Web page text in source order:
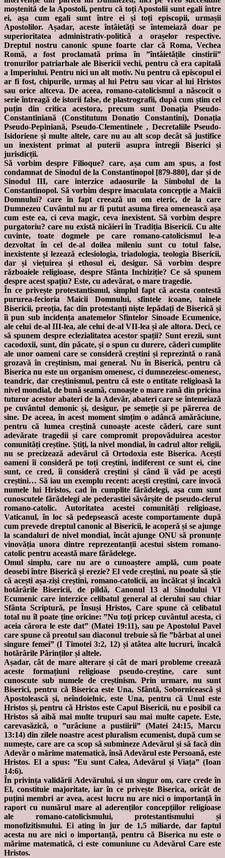
moștenită de la Apostoli, pentru că toți Apostolii sunt egali între
ei, așa cum egali sunt între ei și toți episcopii, urmașii
Apostolilor. Așadar, aceste întâietăți se întemeiază doar pe
superioritatea administrativ-politică a orașelor respective.
Dreptul nostru canonic spune foarte clar că Roma, Vechea
Romă, a fost proclamată prima în ”întâietățile cinstirii”
tronurilor patriarhale ale Bisericii vechi, pentru că era capitală
a Imperiului. Pentru nici un alt motiv. Nu pentru că episcopul ei
ar fi fost, chipurile, urmaș al lui Petru sau vicar al lui Hristos
sau orice altceva. De aceea, romano-catolicismul a născocit o
serie întreagă de istorii false, de plastrografii, după cum știm cel
puțin din critica acestora, precum sunt Donația Pseudo-
Constantiniană (Constitutum Donatio Constantini), Donația
Pseudo-Pepiniană, Pseudo-Clementinele , Decretaliile Pseudo-
Isidoriene și multe altele, care nu au alt scop decât să justifice
un inexistent primat al puterii asupra întregii Biserici și
jurisdicții.
Să vorbim despre Filioque? care, așa cum am spus, a fost
condamnat de Sinodul de la Constantinopol [879-880], dar și de
Sinodul III, care interzice adaosurile la Simbolul de la
Constantinopol. Să vorbim despre imaculata concepție a Maicii
Domnului? care în fapt creează un om eteric, de la care
Dumnezeu Cuvântul nu ar fi putut asuma firea omenească așa
cum este ea, ci ceva magic, ceva inexistent. Să vorbim despre
purgatoriu? care nu există nicăieri în Tradiția Bisericii. Cu alte
cuvinte, toate dogmele pe care romano-catolicismul le-a
dezvoltat în cel de-al doilea mileniu sunt cu totul false,
inexistente și lezează eclesiologia, triadologia, teologia Bisericii,
dar și viețuirea și ethosul ei, desigur. Să vorbim despre
războaiele religioase, despre Sfânta Inchiziție? Ce să spunem
despre acest spațiu? Este, cu adevărat, o mare tragedie.
În ce privește protestantismul, simplul fapt că acesta contestă
pururea-fecioria Maicii Domnului, sfintele icoane, tainele
Bisericii, preoția, fac din protestanți niște lepădați de Biserică și
îi pun sub incidența anatemelor Sfintelor Sinoade Ecumenice,
ale celui de-al III-lea, ale celui de-al VII-lea și ale altora. Deci, ce
să spunem despre eclezialitatea acestor spații? Sunt erezii, sunt
cacodoxii, sunt, din păcate, și o spun cu durere, căderi cumplite
ale unor oameni care se consideră creștini și reprezintă o rană
grozavă în creștinism, mai general. Nu în Biserică, pentru că
Biserica nu este un organism omenesc, ci dumnezeiesc-omenesc,
teandric, dar creștinismul, pentru că este o entitate religioasă la
nivel mondial, de bună seamă, cunoaște o mare rană din pricina
tuturor acestor abateri de la Adevăr, abateri care se întemeiază
pe cuvântul demonic și, desigur, pe semeție și pe părerea de
sine. De aceea, în acest moment simțim o adâncă amărăciune,
pentru că lumea creștină cunoaște aceste căderi, care sunt
adevărate tragedii și care compromit propovăduirea acestor
comunități creștine. Știți, la nivel mondial, în cadrul altor religii,
nu se precizează adevărul că Ortodoxia este Biserica. Acești
oameni îi consideră pe toți creștini, indiferent ce sunt ei, cine
sunt, ce cred, îi consideră creștini și când îi văd pe acești
creștini… Să iau un exemplu recent: acești creștini, care invocă
numele lui Hristos, cad în cumplite fărădelegi, așa cum sunt
cunoscutele fărădelegi ale pederastiei săvârșite de pseudo-clerul
romano-catolic. Autoritatea acestei comunități religioase,
Vaticanul, în loc să pedepsească aceste comportamente după
cum prevede dreptul canonic al Bisericii, le acoperă și se ajunge
la scandaluri de nivel mondial, încât ajunge ONU să pronunțe
vinovăția unora dintre reprezentanții acestui sistem romano-
catolic pentru această mare fărădelege.
Omul simplu, care nu are o cunoaștere amplă, cum poate
deosebi între Biserică și erezie? El vede creștini, nu poate să știe
că acești așa-ziși creștini, romano-catolicii, au încălcat și încalcă
hotărârile Bisericii, de pildă, Canonul 13 al Sinodului VI
Ecumenic care interzice celibatul general al clerului sau chiar
Sfânta Scriptură, pe Însuși Hristos, Care spune că celibatul
total nu îl poate ține oricine: ”Nu toţi pricep cuvântul acesta, ci
aceia cărora le este dat” (Matei 19:11), sau pe Apostolul Pavel
care spune că preotul sau diaconul trebuie să fie ”bărbat al unei
singure femei” (I Timotei 3:2, 12) și atâtea alte lucruri, încalcă
hotărârile Părinților și altele.
Așadar, cât de mare alterare și cât de mari probleme creează
aceste formațiuni religioase pseudo-creștine, care sunt
cunoscute sub numele de creștinism. Prin urmare, nu sunt
Biserici, pentru că Biserica este Una, Sfântă, Sobornicească și
Apostolească și, neîndoielnic, este Una, pentru că Unul este
Hristos și, pentru că Hristos este Capul Bisericii, nu e posibil ca
Hristos să aibă mai multe trupuri sau mai multe capete. Este,
carevasăzică, o ”urâciune a pustiirii” (Matei 24:15, Marcu
13:14) din zilele noastre acest pluralism ecumenist, după cum se
numește, care are ca scop să submineze Adevărul și să facă din
Adevăr o mărime matematică, însă Adevărul este Persoană, este
Hristos. El a spus: ”Eu sunt Calea, Adevărul și Viața” (Ioan
14:6).
În privința validării Adevărului, și un singur om, care crede în
El, constituie majoritate, iar în ce privește Biserica, oricât de
puțini membri ar avea, acest lucru nu are nici o importanță în
raport cu numărul mare al aderenților concepțiilor religioase
ale romano-catolicismului, protestantismului și
monofizitismului. Ei ating în jur de 1,5 miliarde, dar faptul
acesta nu are nici o importanță, pentru că Biserica nu este o
mărime matematică, ci este comuniune cu Adevărul Care este
Hristos.